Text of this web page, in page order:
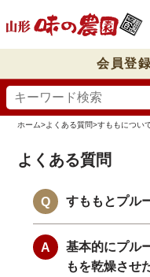
会員登
ホーム>よくある質問>すももについ
よくある質問
すももとプル
基本的にプル
もを乾燥させ